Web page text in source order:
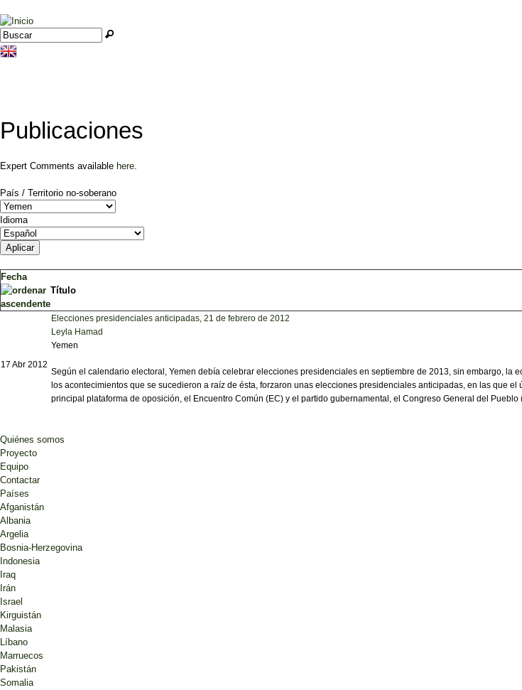
Jump to navigation
Formulario de búsqueda
Buscar
Publicaciones
Expert Comments available here
País / Territorio no-soberano
Idioma
Fecha
Título
17 Abr 2012
Elecciones presidenciales anticipadas, 21 de febrero de 2012
Leyla Hamad
Yemen
Según el calendario electoral, Yemen debía celebrar elecciones presidenciales en septiembre de 2013, sin embargo,
los acontecimientos que se sucedieron a raíz de ésta, forzaron unas elecciones presidenciales anticipadas, en las que
principal plataforma de oposición, el Encuentro Común (EC) y el partido gubernamental, el Congreso General del Pueblo
Quiénes somos
Proyecto
Equipo
Contactar
Países
Afganistán
Albania
Argelia
Bosnia-Herzegovina
Indonesia
Iraq
Irán
Israel
Kirguistán
Malasia
Líbano
Marruecos
Pakistán
Somalia